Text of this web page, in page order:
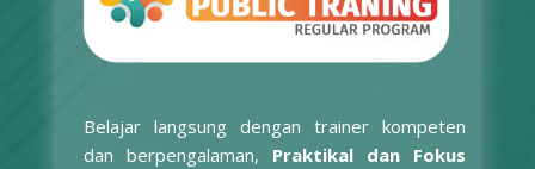
Belajar langsung dengan trainer kompeten
dan berpengalaman, Praktikal dan Fokus